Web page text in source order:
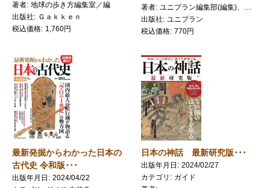
著者 地球の歩き方編集室／編
出版社
Ｇａｋｋｅｎ
税込価格
1,760円
著者
出版社
ユニプラン
税込価格 770円
最新発掘からわかった日本の
古代史 令和版･･･
出版年月日
2024/04/22
日本の神話 最新研究版･･･
出版年月日
2024/02/27
カテゴリ
ガイド